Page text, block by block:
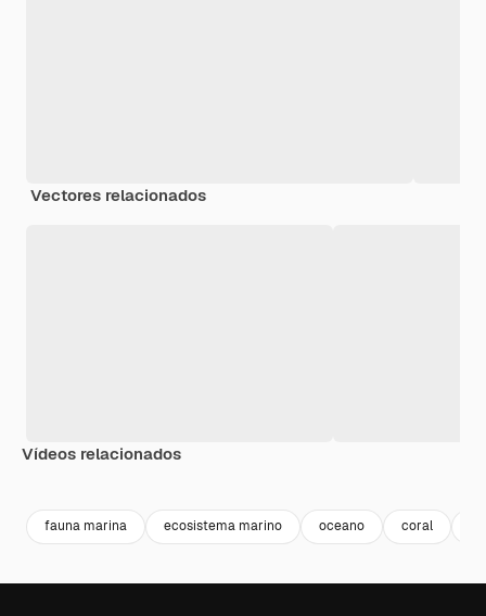
Vectores relacionados
Vídeos relacionados
fauna marina ecosistema marino oceano coral